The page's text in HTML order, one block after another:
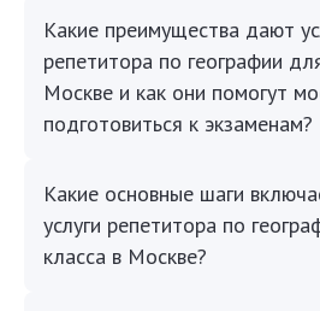
Какие преимущества дают
репетитора по географии
Москве и как они помогут
подготовиться к экзаменам?
Какие основные шаги
услуги репетитора по
класса в Москве?